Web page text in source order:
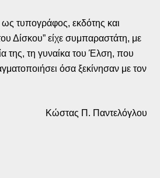
ως τυπογράφος, εκδότης και
Δίσκου” είχε συμπαραστάτη, με
της, τη γυναίκα του Έλση, που
όσα ξεκίνησαν με τον
Κώστας Π. Παντελόγλου